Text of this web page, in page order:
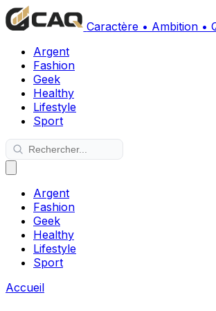
Caractère • Ambition •
Argent
Fashion
Geek
Healthy
Lifestyle
Sport
Argent
Fashion
Geek
Healthy
Lifestyle
Sport
Accueil